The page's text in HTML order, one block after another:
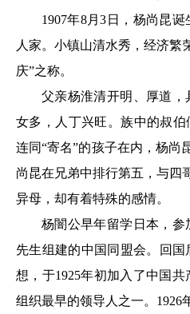
1907年8月3日，杨尚昆
人家。小镇山清水秀，经济繁
庆”之称。
父亲杨淮清开明、厚道
女多，人丁兴旺。族中的叔伯
连同“寄名”的孩子在内，杨尚
尚昆在兄弟中排行第五，与四
异母，却有着特殊的感情。
杨闇公早年留学日本，
先生组建的中国同盟会。回
想，于1925年初加入了中国
组织最早的领导人之一。1926